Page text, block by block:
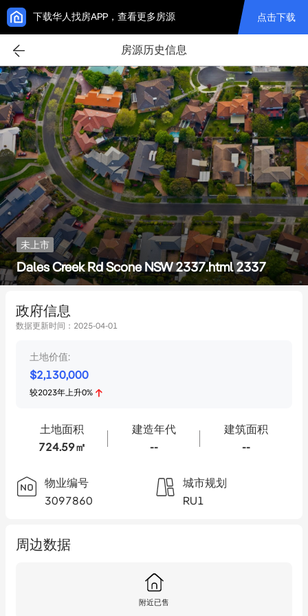
下载华人找房APP，查看更多房源 点击下载
房源历史信息
未上市
Dales Creek Rd Scone NSW 2337.html 2337
政府信息
数据更新时间： 2025-04-01
土地价值:
$2,130,000
较2023年上升0%
土地面积
724.59㎡
建造年代
--
建筑面积
--
物业编号
3097860
城市规划
RU1
周边数据
附近已售